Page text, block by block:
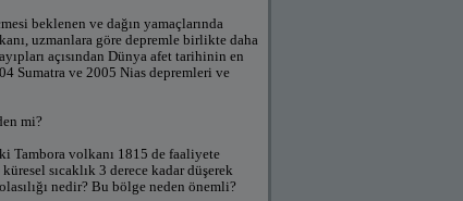
beklenen ve dağın yamaçlarında
uzmanlara göre depremle birlikte daha
açısından Dünya afet tarihinin en
Sumatra ve 2005 Nias depremleri ve
mi?
Tambora volkanı 1815 de faaliyete
sıcaklık 3 derece kadar düşerek
nedir? Bu bölge neden önemli?